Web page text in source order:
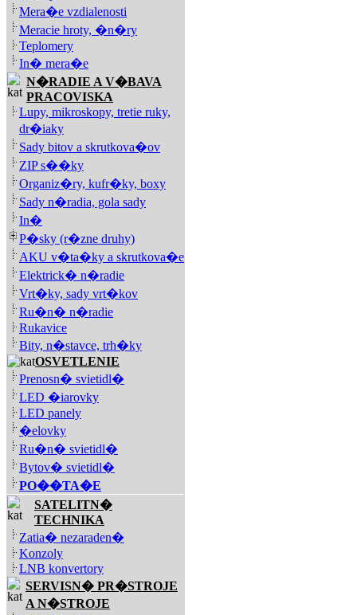
Mera�e vzdialenosti
Meracie hroty, �n�ry
Teplomery
In� mera�e
N�RADIE A V�BAVA
PRACOVISKA
Lupy, mikroskopy, tretie ruky,
dr�iaky
Sady bitov a skrutkova�ov
ZIP s��ky
Organiz�ry, kufr�ky, boxy
Sady n�radia, gola sady
In�
P�sky (r�zne druhy)
AKU v�ta�ky a skrutkova�e
Elektrick� n�radie
Vrt�ky, sady vrt�kov
Ru�n� n�radie
Rukavice
Bity, n�stavce, trh�ky
OSVETLENIE
Prenosn� svietidl�
LED �iarovky
LED panely
�elovky
Ru�n� svietidl�
Bytov� svietidl�
PO��TA�E
SATELITN�
TECHNIKA
Zatia� nezaraden�
Konzoly
LNB konvertory
SERVISN� PR�STROJE
A N�STROJE